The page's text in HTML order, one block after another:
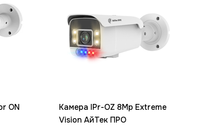
ON
Камера IPr-OZ 8Mp Extreme
Vision АйТек ПРО